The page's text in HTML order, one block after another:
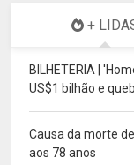
+
BILHETERIA |
US$1 bilhão e
Causa da morte
aos 78 anos